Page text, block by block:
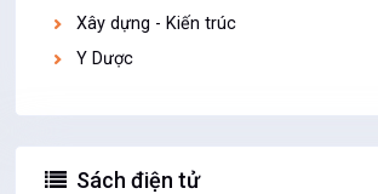
Xây dựng - Kiến trúc
Y Dược
Sách điện tử